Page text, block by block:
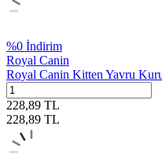
%0 İndirim
Royal Canin
Royal Canin Kitten Yavru
228,89 TL
228,89 TL